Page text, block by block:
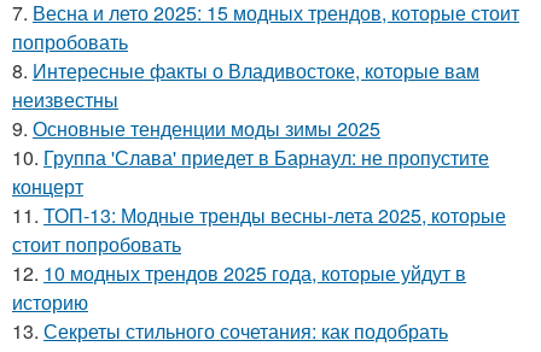
7. Весна и лето 2025: 15 модных трендов, которые стоит
попробовать
8. Интересные факты о Владивостоке, которые вам
неизвестны
9. Основные тенденции моды зимы 2025
10. Группа 'Слава' приедет в Барнаул: не пропустите
концерт
11. ТОП-13: Модные тренды весны-лета 2025, которые
стоит попробовать
12. 10 модных трендов 2025 года, которые уйдут в
историю
13. Секреты стильного сочетания: как подобрать